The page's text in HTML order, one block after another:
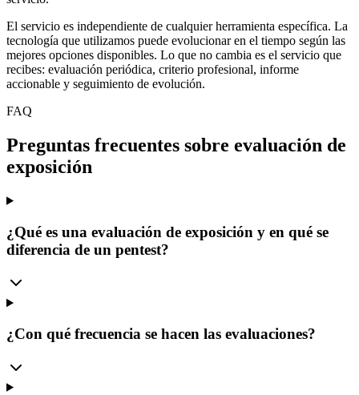
El servicio es independiente de cualquier herramienta específica. La
tecnología que utilizamos puede evolucionar en el tiempo según las
mejores opciones disponibles. Lo que no cambia es el servicio que
recibes: evaluación periódica, criterio profesional, informe
accionable y seguimiento de evolución.
FAQ
Preguntas frecuentes sobre evaluación de
exposición
¿Qué es una evaluación de exposición y en qué se
diferencia de un pentest?
¿Con qué frecuencia se hacen las evaluaciones?